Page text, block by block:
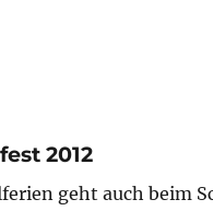
2012
geht auch beim